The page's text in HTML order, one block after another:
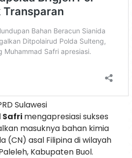
Sulawesi
Safri mengapresiasi sukses
masuknya bahan kimia
(CN) asal Filipina di wilayah
Kabupaten Buol.